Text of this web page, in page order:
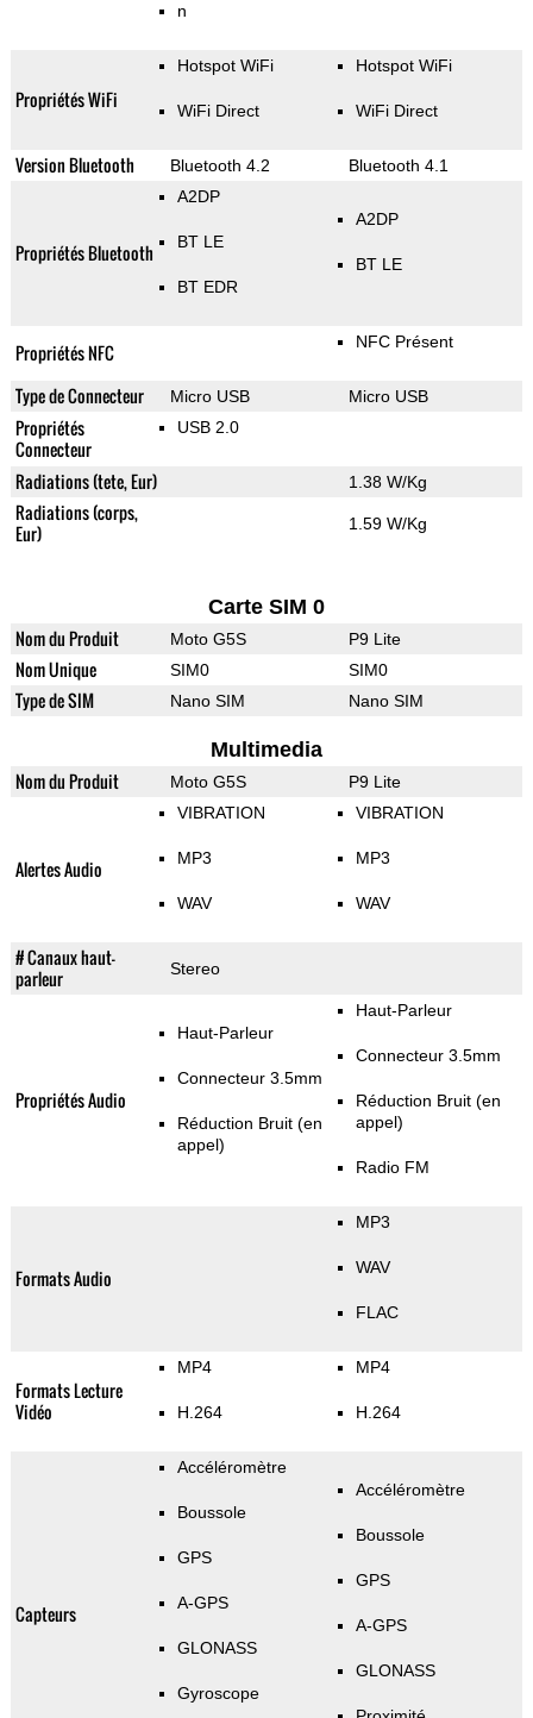
n
Propriétés WiFi
Hotspot WiFi
WiFi Direct
Hotspot WiFi
WiFi Direct
Version Bluetooth Bluetooth 4.2 Bluetooth 4.1
Propriétés Bluetooth
A2DP
BT LE
BT EDR
A2DP
BT LE
Propriétés NFC NFC Présent
Type de Connecteur Micro USB Micro USB
Propriétés
Connecteur
USB 2.0
Radiations (tete, Eur) 1.38 W/Kg
Radiations (corps,
Eur)
1.59 W/Kg
Carte SIM 0
Nom du Produit Moto G5S P9 Lite
Nom Unique SIM0 SIM0
Type de SIM Nano SIM Nano SIM
Multimedia
Nom du Produit Moto G5S P9 Lite
Alertes Audio
VIBRATION
MP3
WAV
VIBRATION
MP3
WAV
# Canaux haut-
parleur
Stereo
Propriétés Audio
Haut-Parleur
Connecteur 3.5mm
Réduction Bruit (en
appel)
Haut-Parleur
Connecteur 3.5mm
Réduction Bruit (en
appel)
Radio FM
Formats Audio
MP3
WAV
FLAC
Formats Lecture
Vidéo
MP4
H.264
MP4
H.264
Capteurs
Accéléromètre
Boussole
GPS
A-GPS
GLONASS
Gyroscope
Accéléromètre
Boussole
GPS
A-GPS
GLONASS